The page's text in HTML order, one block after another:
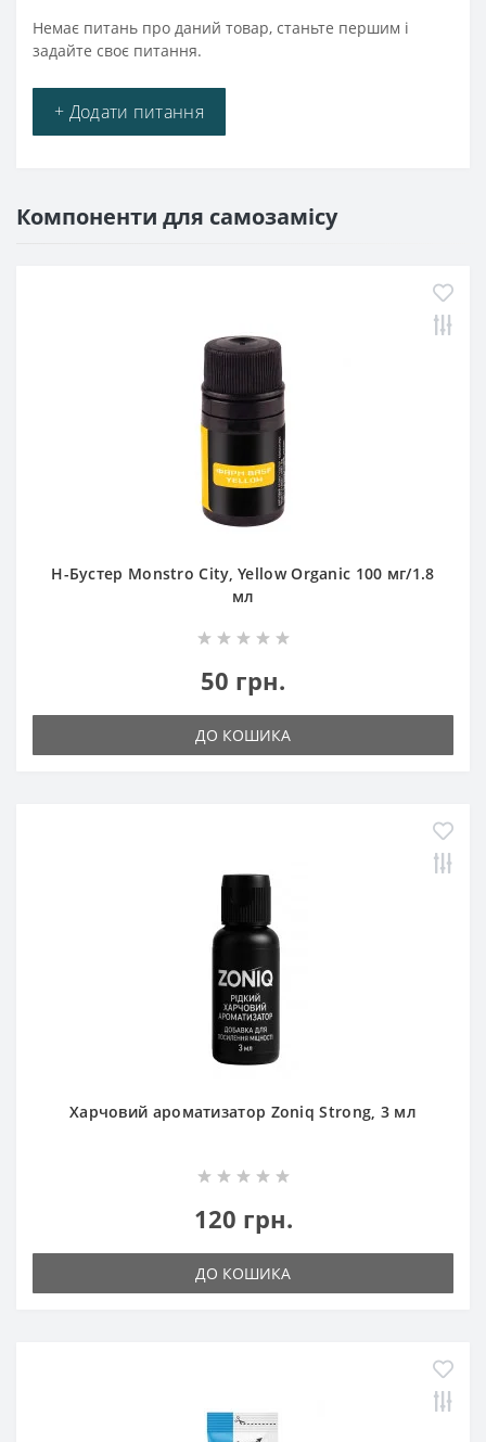
Немає питань про даний товар, станьте першим і
задайте своє питання.
+ Додати питання
Компоненти для самозамісу
Н-Бустер Monstro City, Yellow Organic 100 мг/1.8
мл
50 грн.
ДО КОШИКА
Харчовий ароматизатор Zoniq Strong, 3 мл
120 грн.
ДО КОШИКА